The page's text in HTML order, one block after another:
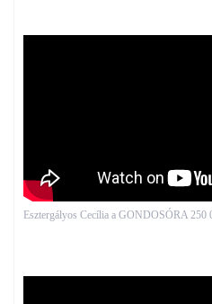
Esztergályos Cecília a GONDOSÓRA 250